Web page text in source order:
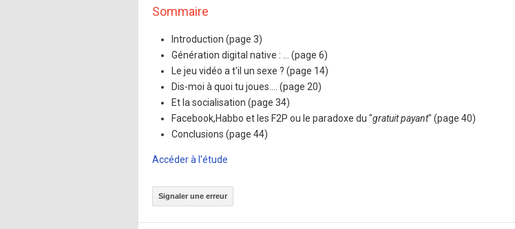
Sommaire
Introduction (page 3)
Génération digital native : ... (page 6)
Le jeu vidéo a t'il un sexe ? (page 14)
Dis-moi à quoi tu joues.... (page 20)
Et la socialisation (page 34)
Facebook,Habbo et les F2P ou le paradoxe du "gratuit payant" (page 40)
Conclusions (page 44)
Accéder à l'étude
Signaler une erreur